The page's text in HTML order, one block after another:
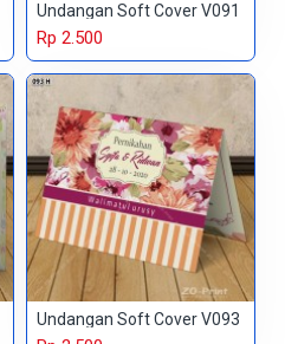
Undangan Soft Cover V091
Rp 2.500
Undangan Soft Cover V093